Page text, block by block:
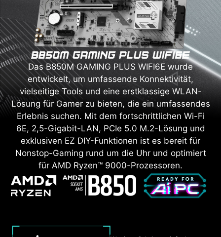
Das B850M GAMING PLUS WIFI6E wurde
entwickelt, um umfassende Konnektivität,
vielseitige Tools und eine erstklassige WLAN-
Lösung für Gamer zu bieten, die ein umfassendes
Erlebnis suchen. Mit dem fortschrittlichen Wi-Fi
6E, 2,5-Gigabit-LAN, PCIe 5.0 M.2-Lösung und
exklusiven EZ DIY-Funktionen ist es bereit für
Nonstop-Gaming rund um die Uhr und optimiert
für AMD Ryzen™ 9000-Prozessoren.